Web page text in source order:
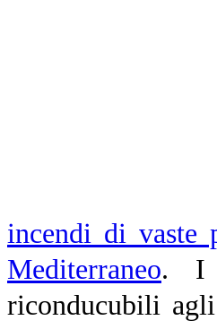
incendi di vaste
Mediterraneo. I
riconducubili